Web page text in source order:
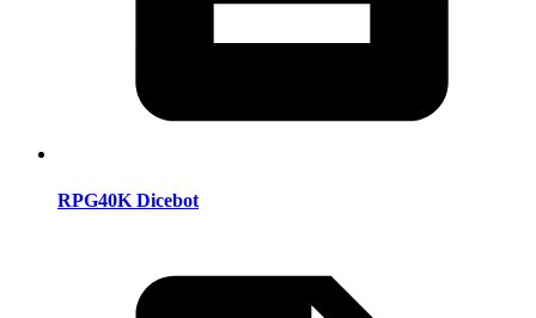
RPG40K Dicebot